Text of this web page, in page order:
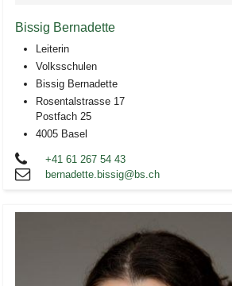
Bissig Bernadette
Leiterin
Volksschulen
Bissig Bernadette
Rosentalstrasse 17
Postfach 25
4005 Basel
+41 61 267 54 43
bernadette.bissig@bs.ch